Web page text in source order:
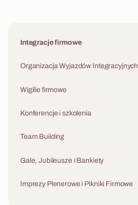
Integracje firmowe
Organizacja Wyjazdów Integracyjnych
Wigilie firmowe
Konferencje i szkolenia
Team Building
Gale, Jubileusze i Bankiety
Imprezy Plenerowe i Pikniki Firmowe